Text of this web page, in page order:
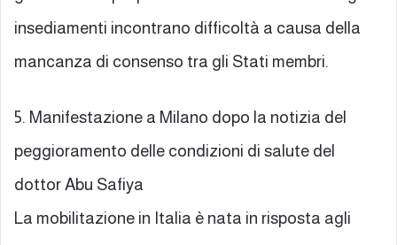
insediamenti incontrano difficoltà a causa della
mancanza di consenso tra gli Stati membri.
5. Manifestazione a Milano dopo la notizia del
peggioramento delle condizioni di salute del
dottor Abu Safiya
La mobilitazione in Italia è nata in risposta agli